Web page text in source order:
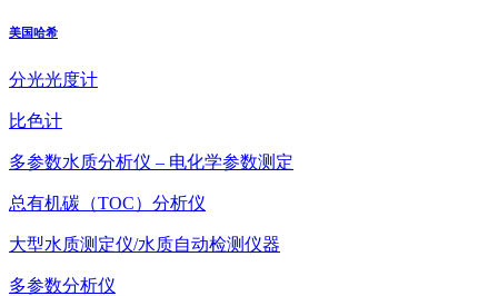
美国哈希
分光光度计
比色计
多参数水质分析仪 – 电化学参数测定
总有机碳（TOC）分析仪
大型水质测定仪/水质自动检测仪器
多参数分析仪